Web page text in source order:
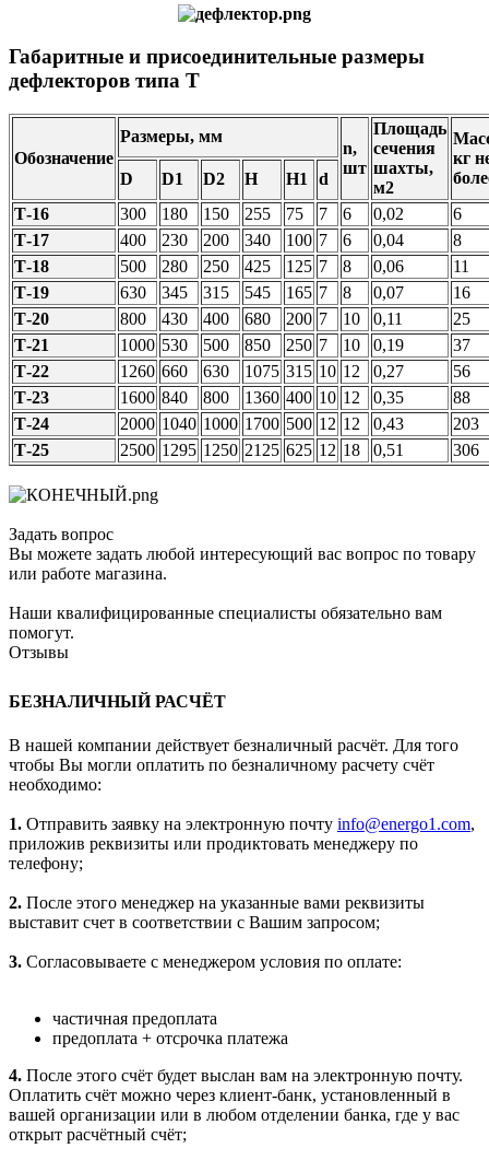
Габаритные и присоединительные размеры
дефлекторов типа Т
Обозначение
Размеры, мм
n,
шт
Площадь
сечения
шахты,
м2
кг
D D1 D2 H H1
d
Т-16
300 180 150 255 75 7 6 0,02
6
Т-17
400 230 200 340 100 7 6 0,04
8
Т-18
500 280 250 425 125 7 8 0,06
11
Т-19
630 345 315 545 165 7 8 0,07
16
Т-20
800 430 400 680 200 7 10 0,11
25
Т-21
1000 530 500 850 250 7 10 0,19
37
Т-22
1260 660 630 1075 315 10 12 0,27
56
Т-23
1600 840 800 1360 400 10 12 0,35
88
Т-24
2000 1040 1000 1700 500 12 12 0,43
203
Т-25
2500 1295 1250 2125 625 12 18 0,51 306
Задать вопрос
Вы можете задать любой интересующий вас вопрос по товару
или работе магазина.
Наши квалифицированные специалисты обязательно вам
помогут.
Отзывы
БЕЗНАЛИЧНЫЙ РАСЧЁТ
В нашей компании действует безналичный расчёт. Для того
чтобы Вы могли оплатить по безналичному расчету счёт
необходимо:
1. Отправить заявку на электронную почту info@energo1.com,
приложив реквизиты или продиктовать менеджеру по
телефону;
2. После этого менеджер на указанные вами реквизиты
выставит счет в соответствии с Вашим запросом;
3. Согласовываете с менеджером условия по оплате:
частичная предоплата
предоплата + отсрочка платежа
4. После этого счёт будет выслан вам на электронную почту.
Оплатить счёт можно через клиент-банк, установленный в
вашей организации или в любом отделении банка, где у вас
открыт расчётный счёт;